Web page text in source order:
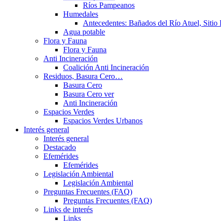
Ríos Pampeanos
Humedales
Antecedentes: Bañados del Río Atuel, Sitio
Agua potable
Flora y Fauna
Flora y Fauna
Anti Incineración
Coalición Anti Incineración
Residuos, Basura Cero…
Basura Cero
Basura Cero ver
Anti Incineración
Espacios Verdes
Espacios Verdes Urbanos
Interés general
Interés general
Destacado
Efemérides
Efemérides
Legislación Ambiental
Legislación Ambiental
Preguntas Frecuentes (FAQ)
Preguntas Frecuentes (FAQ)
Links de interés
Links